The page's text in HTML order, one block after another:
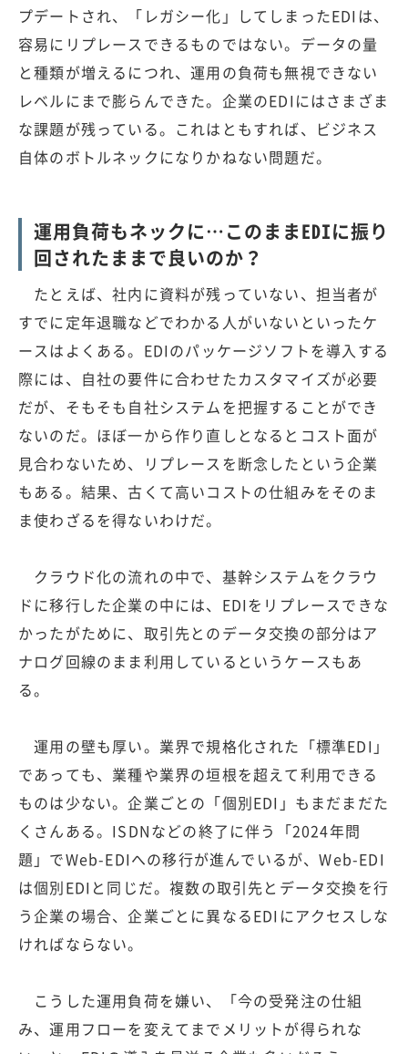
プデートされ、「レガシー化」してしまったEDIは、
容易にリプレースできるものではない。データの量
と種類が増えるにつれ、運用の負荷も無視できない
レベルにまで膨らんできた。企業のEDIにはさまざま
な課題が残っている。これはともすれば、ビジネス
自体のボトルネックになりかねない問題だ。
運用負荷もネックに…このままEDIに振り
回されたままで良いのか？
たとえば、社内に資料が残っていない、担当者が
すでに定年退職などでわかる人がいないといったケ
ースはよくある。EDIのパッケージソフトを導入する
際には、自社の要件に合わせたカスタマイズが必要
だが、そもそも自社システムを把握することができ
ないのだ。ほぼ一から作り直しとなるとコスト面が
見合わないため、リプレースを断念したという企業
もある。結果、古くて高いコストの仕組みをそのま
ま使わざるを得ないわけだ。
クラウド化の流れの中で、基幹システムをクラウ
ドに移行した企業の中には、EDIをリプレースできな
かったがために、取引先とのデータ交換の部分はア
ナログ回線のまま利用しているというケースもあ
る。
運用の壁も厚い。業界で規格化された「標準EDI」
であっても、業種や業界の垣根を超えて利用できる
ものは少ない。企業ごとの「個別EDI」もまだまだた
くさんある。ISDNなどの終了に伴う「2024年問
題」でWeb-EDIへの移行が進んでいるが、Web-EDI
は個別EDIと同じだ。複数の取引先とデータ交換を行
う企業の場合、企業ごとに異なるEDIにアクセスしな
ければならない。
こうした運用負荷を嫌い、「今の受発注の仕組
み、運用フローを変えてまでメリットが得られな